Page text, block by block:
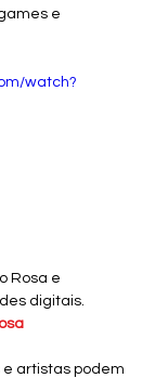
e
watch?
Rosa e
digitais.
e artistas podem